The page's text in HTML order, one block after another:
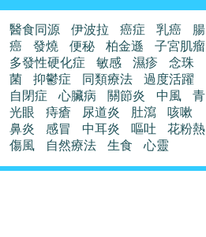
醫食同源 伊波拉 癌症 乳癌
腸
癌
發燒 便秘 柏金遜
子宮肌瘤
多發性硬化症
敏感 濕疹
念珠
菌
抑鬱症 同類療法
過度活躍
自閉症
心臟病 關節炎 中風
青
光眼
痔瘡 尿道炎 肚瀉
咳嗽
鼻炎
感冒 中耳炎 嘔吐
花粉熱
傷風
自然療法 生食 心靈